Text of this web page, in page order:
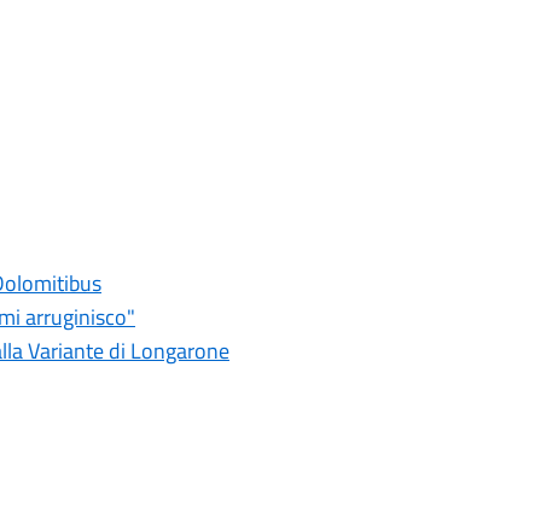
arruginisco"
Variante di Longarone